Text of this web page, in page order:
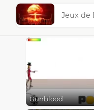
Jeux de
Gunblood